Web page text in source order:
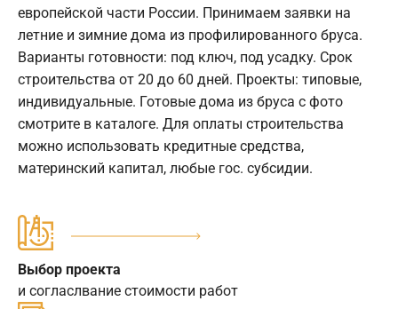
европейской части России. Принимаем заявки на
летние и зимние дома из профилированного бруса.
Варианты готовности: под ключ, под усадку. Срок
строительства от 20 до 60 дней. Проекты: типовые,
индивидуальные. Готовые дома из бруса с фото
смотрите в каталоге. Для оплаты строительства
можно использовать кредитные средства,
материнский капитал, любые гос. субсидии.
Выбор проекта
и согласлвание стоимости работ